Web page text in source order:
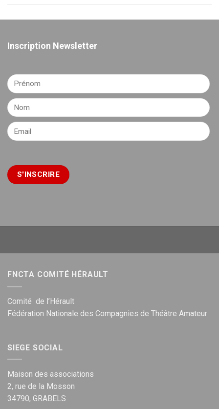
Inscription Newsletter
FNCTA COMITÉ HÉRAULT
Comité de l’Hérault
Fédération Nationale des Compagnies de Théâtre Amateur
SIEGE SOCIAL
Maison des associations
2, rue de la Mosson
34790, GRABELS